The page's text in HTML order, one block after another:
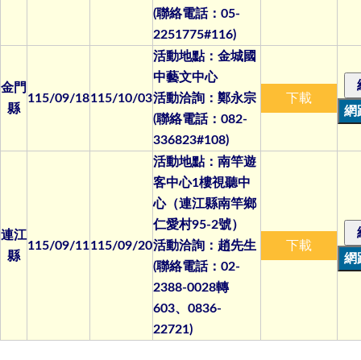
(聯絡電話：05-
2251775#116)
金門
縣
115/09/18115/10/03
活動地點：金城國
中藝文中心
活動洽詢：鄭永宗
(聯絡電話：082-
336823#108)
下載
連江
縣
115/09/11115/09/20
活動地點：南竿遊
客中心1樓視聽中
心（連江縣南竿鄉
仁愛村95-2號）
活動洽詢：趙先生
(聯絡電話：02-
2388-0028轉
603、0836-
22721)
下載